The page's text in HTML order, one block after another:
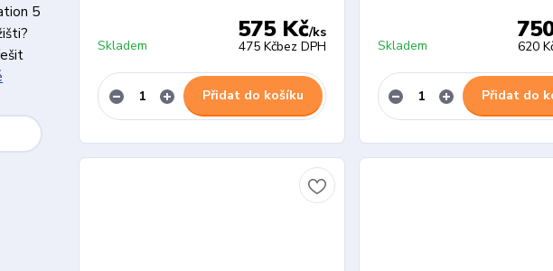
5
575 Kč/ks
475 Kčbez DPH
Skladem
Přidat do košíku
620
Skladem
Přidat do